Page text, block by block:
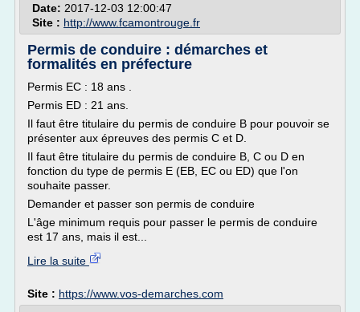
Date: 2017-12-03 12:00:47
Site : http://www.fcamontrouge.fr
Permis de conduire : démarches et
formalités en préfecture
Permis EC : 18 ans .
Permis ED : 21 ans.
Il faut être titulaire du permis de conduire B pour pouvoir se
présenter aux épreuves des permis C et D.
Il faut être titulaire du permis de conduire B, C ou D en
fonction du type de permis E (EB, EC ou ED) que l'on
souhaite passer.
Demander et passer son permis de conduire
L'âge minimum requis pour passer le permis de conduire
est 17 ans, mais il est...
Lire la suite
Site : https://www.vos-demarches.com